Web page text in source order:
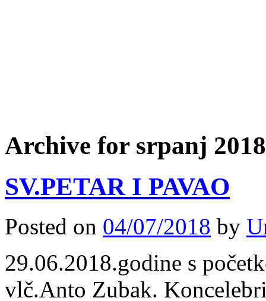
Archive for srpanj 2018
SV.PETAR I PAVAO
Posted on 04/07/2018 by
29.06.2018.godine s
vlč.Anto Zubak.